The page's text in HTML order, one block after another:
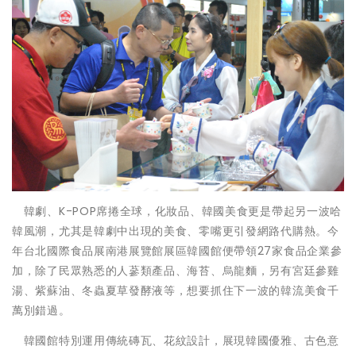
韓劇、K-POP席捲全球，化妝品、韓國美食更是帶起另一波哈
韓風潮，尤其是韓劇中出現的美食、零嘴更引發網路代購熱。今
年台北國際食品展南港展覽館展區韓國館便帶領27家食品企業參
加，除了民眾熟悉的人蔘類產品、海苔、烏龍麵，另有宮廷參雞
湯、紫蘇油、冬蟲夏草發酵液等，想要抓住下一波的韓流美食千
萬別錯過。
韓國館特別運用傳統磚瓦、花紋設計，展現韓國優雅、古色意